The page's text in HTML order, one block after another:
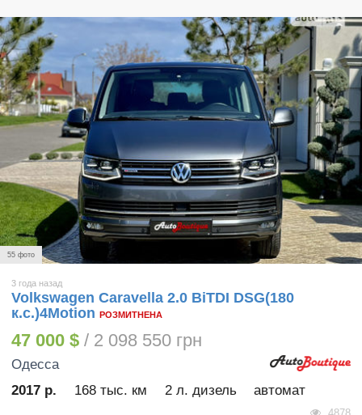
55 фото
3 года назад
Volkswagen Caravella 2.0 BiTDI DSG(180
к.с.)4Motion
РОЗМИТНЕНА
47 000 $ / 2 098 550 грн
Одесса
2017 р.
168 тыс. км 2 л. дизель автомат